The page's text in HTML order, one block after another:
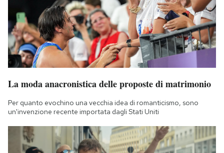
La moda anacronistica delle proposte di matrimonio
Per quanto evochino una vecchia idea di romanticismo, sono
un'invenzione recente importata dagli Stati Uniti